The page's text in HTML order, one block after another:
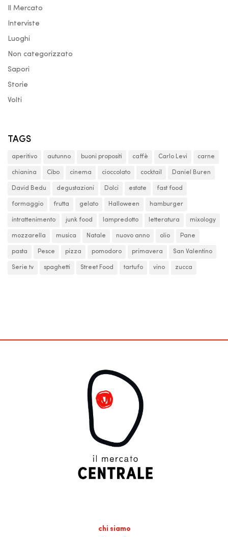
Il Mercato
Interviste
Luoghi
Non categorizzato
Sapori
Storie
Volti
TAGS
aperitivo autunno buoni propositi caffè Carlo Levi carne
chianina Cibo cinema cioccolato cocktail Daniel Buren
David Bedu degustazioni Dolci estate fast food
formaggio frutta gelato Halloween hamburger
intrattenimento junk food lampredotto letteratura mixology
mozzarella musica Natale nuovo anno olio Pane
pasta Pesce pizza pomodoro primavera San Valentino
Serie tv spaghetti Street Food tartufo vino zucca
chi siamo